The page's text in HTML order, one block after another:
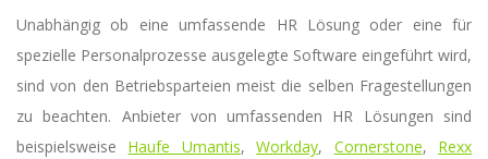
Unabhängig ob eine umfassende HR Lösung oder eine für
spezielle Personalprozesse ausgelegte Software eingeführt wird,
sind von den Betriebsparteien meist die selben Fragestellungen
zu beachten. Anbieter von umfassenden HR Lösungen sind
beispielsweise Haufe Umantis,Workday, Cornerstone, Rexx